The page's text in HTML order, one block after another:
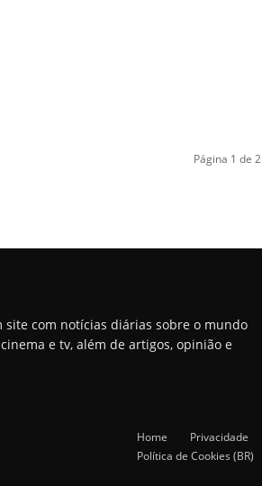
Página 1 de 2
site com notícias diárias sobre o mundo
e tv, além de artigos, opinião e
Home Privacidade
Política de Cookies (BR)